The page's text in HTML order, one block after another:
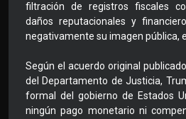
filtración de registros fiscales
daños reputacionales y
negativamente su imagen pública,
Según el acuerdo original
del Departamento de Justicia,
formal del gobierno de Estados
ningún pago monetario ni